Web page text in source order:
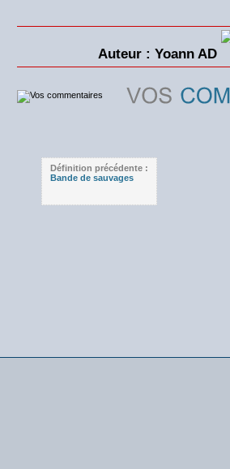
Auteur : Yoann AD
Définition précédente :
Bande de sauvages